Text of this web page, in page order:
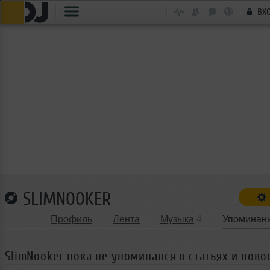
SLIMNOOKER
Профиль Лента Музыка
SlimNooker пока не упоминался в статьях и